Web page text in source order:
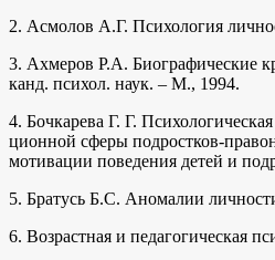
2. Асмолов А.Г. Психология
3. Ахмеров Р.А. Биографические
канд. психол. наук. – М., 1994.
4. Бочкарева Г. Г.
ционной сферы подростков-
мотивации поведения детей и
5. Братусь Б.С. Аномалии
6. Возрастная и педагогическая